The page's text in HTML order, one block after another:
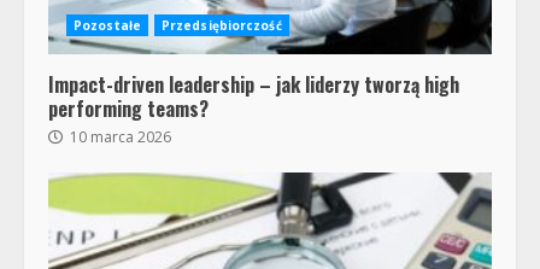
Pozostałe Przedsiębiorczość
Impact-driven leadership – jak liderzy tworzą high
performing teams?
10 marca 2026